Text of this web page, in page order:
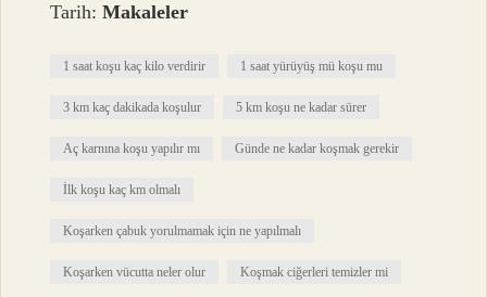
Tarih:Makaleler
1 saat koşu kaç kilo verdirir 1 saat yürüyüş mü koşu mu
3 km kaç dakikada koşulur 5 km koşu ne kadar sürer
Aç karnına koşu yapılır mı Günde ne kadar koşmak gerekir
İlk koşu kaç km olmalı
Koşarken çabuk yorulmamak için ne yapılmalı
Koşarken vücutta neler olur Koşmak ciğerleri temizler mi